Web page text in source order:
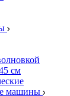
см
машины